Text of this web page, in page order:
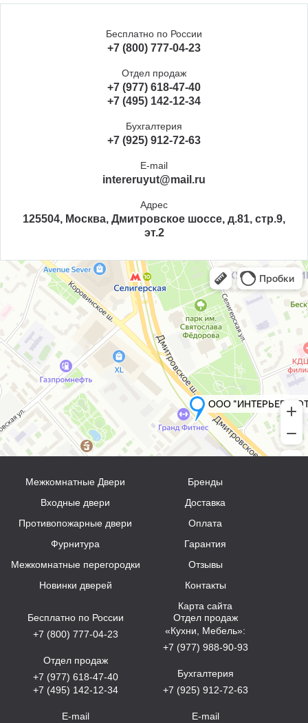
Бесплатно по России
+7 (800) 777-04-23
Отдел продаж
+7 (977) 618-47-40
+7 (495) 142-12-34
Бухгалтерия
+7 (925) 912-72-63
E-mail
intereruyut@mail.ru
Адрес
125504, Москва, Дмитровское шоссе, д.81, стр.9,
эт.2
Межкомнатные Двери
Входные двери
Противопожарные двери
Фурнитура
Межкомнатные перегородки
Новинки дверей
Бренды
Доставка
Оплата
Гарантия
Отзывы
Контакты
Карта сайта
Бесплатно по России
+7 (800) 777-04-23
Отдел продаж
+7 (977) 618-47-40
+7 (495) 142-12-34
E-mail
Отдел продаж
«Кухни, Мебель»:
+7 (977) 988-90-93
Бухгалтерия
+7 (925) 912-72-63
E-mail